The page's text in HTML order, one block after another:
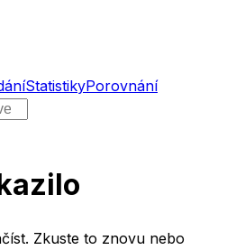
StatistikyPorovnání
Zkuste to znovu nebo